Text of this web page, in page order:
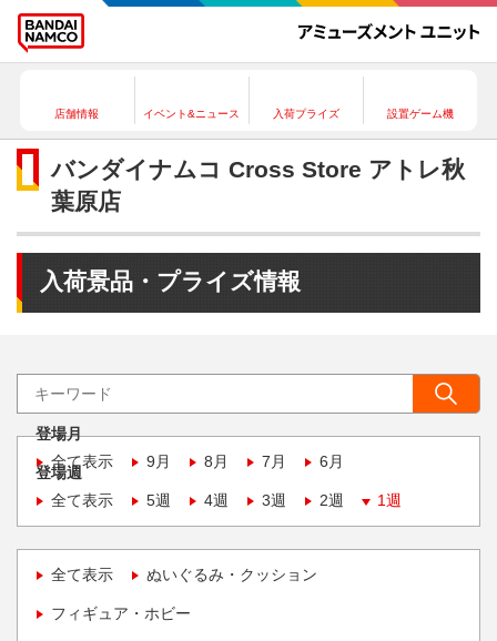
店舗情報 イベント&ニュース 入荷プライズ 設置ゲーム機
バンダイナムコ Cross Store アトレ秋
葉原店
入荷景品・プライズ情報
登場月
全て表示
9月 8月 7月 6月
登場週
全て表示
5週 4週 3週 2週 1週
全て表示 ぬいぐるみ・クッション
フィギュア・ホビー